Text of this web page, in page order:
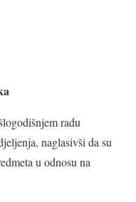
radu
naglasivši da su
u odnosu na